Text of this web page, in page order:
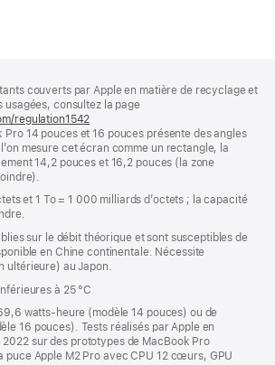
couverts par Apple en matière de recyclage et
usagées, consultez la page
regulation1542
dans
une
nouvelle
Pro 14 pouces et 16 pouces présente des angles
mesure cet écran comme un rectangle, la
14,2 pouces et 16,2 pouces (la zone
et 1 To = 1 000 milliards d’octets ; la capacité
sur le débit théorique et sont susceptibles de
en Chine continentale. Nécessite
ultérieure) au Japon.
à 25 °C
watts-heure (modèle 14 pouces) ou de
16 pouces). Tests réalisés par Apple en
sur des prototypes de MacBook Pro
puce Apple M2 Pro avec CPU 12 cœurs, GPU